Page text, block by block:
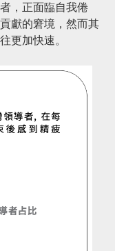
，正面臨自我倦
獻的窘境，然而其
更加快速。